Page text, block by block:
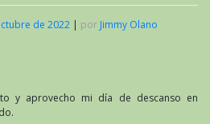
de 2022 | por Jimmy Olano
y aprovecho mi día de descanso en